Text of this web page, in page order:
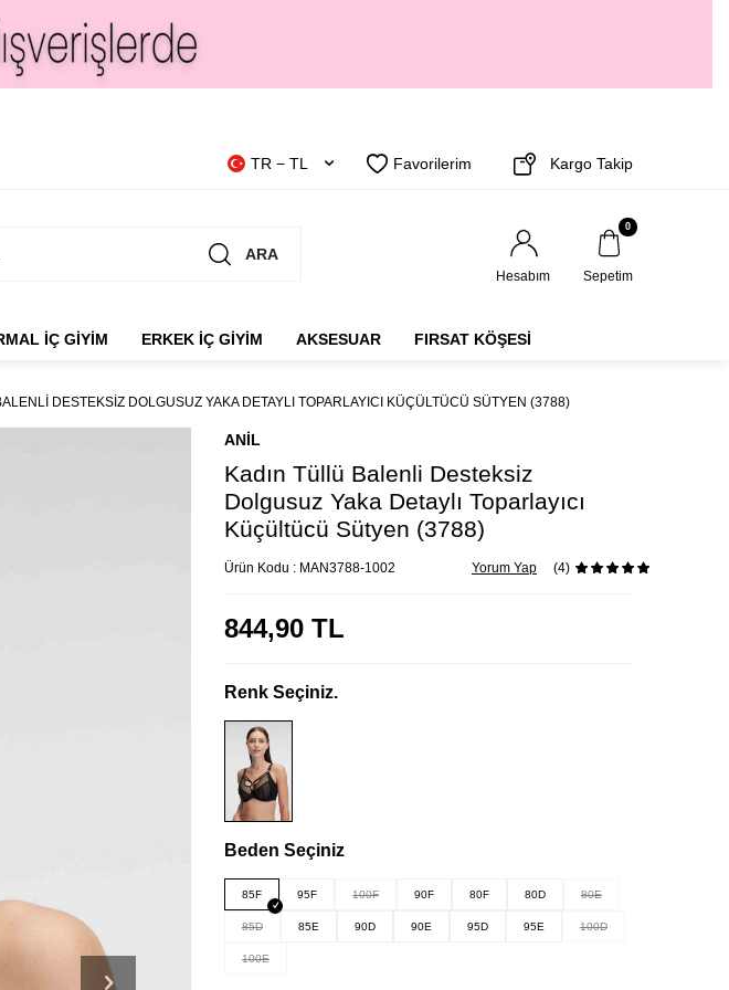
TR − TL Favorilerim Kargo Takip
ARA
Hesabım
0
Sepetim
İÇ GIYIM ERKEK İÇ GIYIM AKSESUAR FIRSAT KÖŞESİ
DESTEKSIZ DOLGUSUZ YAKA DETAYLI TOPARLAYICI KÜÇÜLTÜCÜ SÜTYEN (3788)
ANIL
Kadın Tüllü Balenli Desteksiz
Dolgusuz Yaka Detaylı Toparlayıcı
Küçültücü Sütyen (3788)
Ürün Kodu : MAN3788-1002 Yorum Yap (4)
844,90 TL
Renk Seçiniz.
Beden Seçiniz
85F 95F 100F 90F 80F 80D 80E
85D 85E 90D 90E 95D 95E 100D
100E